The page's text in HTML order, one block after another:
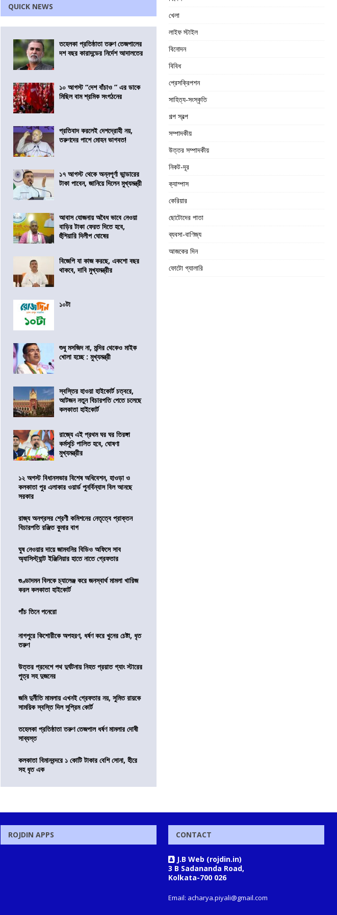
QUICK NEWS
তহেলকা প্রতিষ্ঠাতা তরুণ তেজপালের
দশ বছর কারাদন্ডের নির্দেশ আদালতের
১০ আগস্ট “দেশ বাঁচাও ” এর ডাকে
মিছিল বাম শ্রমিক সংগঠনের
প্রতিবাদ করলেই দেশদ্রোহী নয়,
তরুণদের পাশে মোহন ভাগবত!
১৭ আগস্ট থেকে অন্নপূর্ণা ভান্ডারের
টাকা পাবেন, জানিয়ে দিলেন মুখ্যমন্ত্রী
আবাস যোজনায় অবৈধ ভাবে নেওয়া
বাড়ির টাকা ফেরত দিতে হবে,
হুঁশিয়ারি দিলীপ ঘোষের
বিজেপি যা কাজ করছে, একশো বছর
থাকবে, দাবি মুখ্যমন্ত্রীর
১০টা
শুধু মসজিদ না, মন্দির থেকেও মাইক
খোলা হচ্ছে : মুখ্যমন্ত্রী
স্বস্তির হাওয়া হাইকোর্ট চত্বরে,
আটজন নতুন বিচারপতি পেতে চলেছে
কলকাতা হাইকোর্ট
রাজ্যে এই প্রথম ঘর ঘর তিরঙ্গা
কর্মসূচি পালিত হবে, ঘোষণা
মুখ্যমন্ত্রীর
১২ অগস্ট বিধানসভার বিশেষ অধিবেশন, হাওড়া ও
কলকাতা পুর এলাকার ওয়ার্ড পুনর্বিন্যাস বিল আনছে
সরকার
রাজ্য অনগ্রসর শ্রেণী কমিশনের নেতৃত্বে প্রাক্তন
বিচারপতি রঞ্জিত কুমার বাগ
ঘুষ নেওয়ার দায়ে জামবনির বিডিও অফিসে সাব
অ্যাসিস্ট্যান্ট ইঞ্জিনিয়ার হাতে নাতে গ্রেফতার
গুণ্ডাদমন বিলকে চ্যালেঞ্জ করে জনস্বার্থ মামলা খারিজ
করল কলকাতা হাইকোর্ট
পাঁচ তিনে পনেরো
নাগপুরে কিশোরীকে অপহরণ, ধর্ষণ করে খুনের চেষ্টা, ধৃত
তরুণ
উত্তর প্রদেশে পথ দুর্ঘটনায় নিহত প্রয়াত গ্যাং স্টারের
পুত্র সহ দুজনের
জমি দুর্নীতি মামলায় এখনই গ্রেফতার নয়, সুমিত রায়কে
সাময়িক স্বস্তি দিল সুপ্রিম কোর্ট
তহেলকা প্রতিষ্ঠাতা তরুণ তেজপাল ধর্ষণ মামলার দোষী
সাব্যস্ত
কলকাতা বিমানবন্দরে ১ কোটি টাকার বেশি সোনা, হীরে
সহ ধৃত এক
খেলা
লাইফ স্টাইল
বিনোদন
বিবিধ
প্রেসক্রিপশন
সাহিত্য-সংস্কৃতি
গল্প স্বল্প
সম্পাদকীয়
উত্তর সম্পাদকীয়
নিকট-দূর
ক্যাম্পাস
কেরিয়ার
ছোটোদের পাতা
ব্যবসা-বাণিজ্য
আজকের দিন
ফোটো গ্যালারি
ROJDIN APPS CONTACT
J.B Web (rojdin.in)
3 B Sadananda Road,
Kolkata-700 026
Email: acharya.piyali@gmail.com